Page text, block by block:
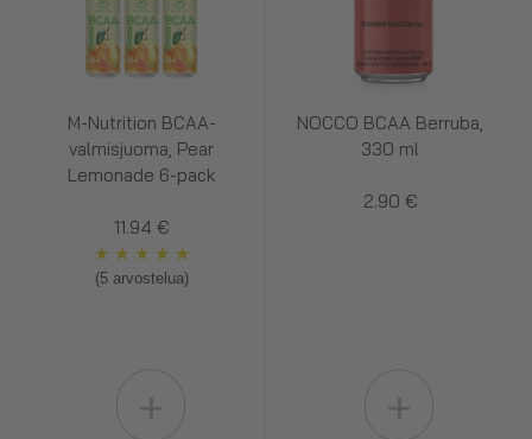
M-Nutrition BCAA-
valmisjuoma, Pear
Lemonade 6-pack
11.94 €
★ ★ ★ ★ ★
(5 arvostelua)
NOCCO BCAA Berruba,
330 ml
2.90 €